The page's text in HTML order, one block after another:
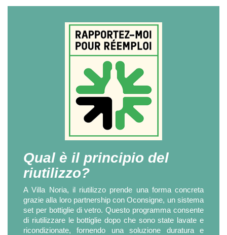
Qual è il principio del
riutilizzo?
A Villa Noria, il riutilizzo prende una forma concreta
grazie alla loro partnership con Oconsigne, un sistema
set per bottiglie di vetro. Questo programma consente
di riutilizzare le bottiglie dopo che sono state lavate e
ricondizionate, fornendo una soluzione duratura e